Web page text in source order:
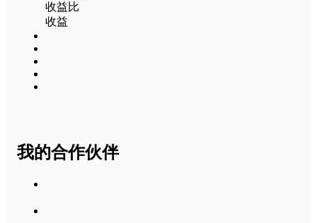
收益比
收益
我的合作伙伴